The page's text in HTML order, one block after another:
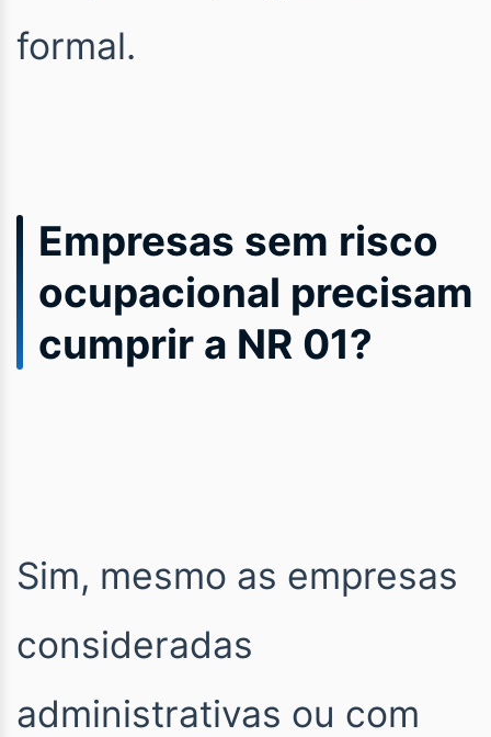
formal.
Empresas sem risco
ocupacional precisam
cumprir a NR 01?
Sim, mesmo as empresas
consideradas
administrativas ou com